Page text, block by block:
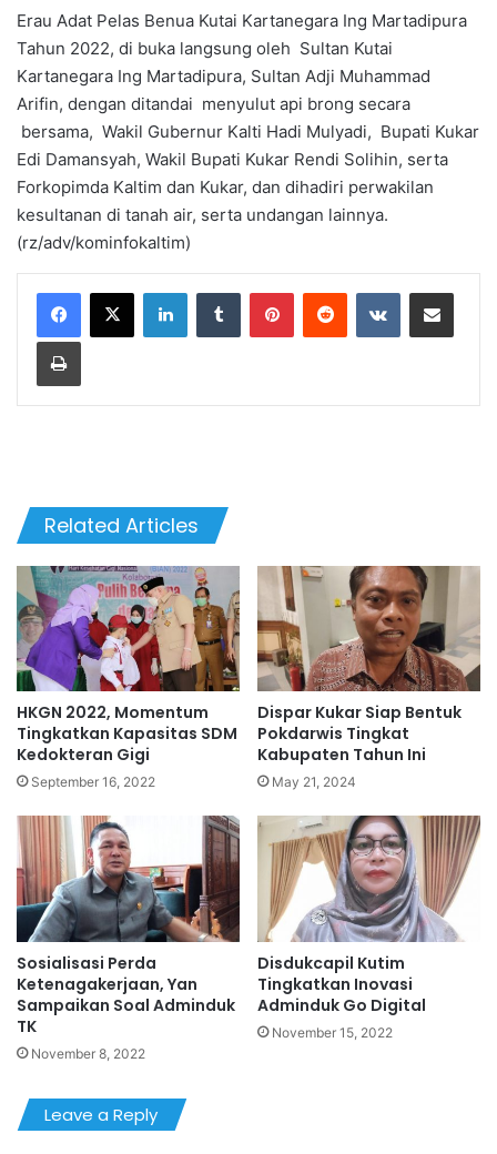
Erau Adat Pelas Benua Kutai Kartanegara Ing Martadipura
Tahun 2022, di buka langsung oleh Sultan Kutai
Kartanegara Ing Martadipura, Sultan Adji Muhammad
Arifin, dengan ditandai menyulut api brong secara
bersama, Wakil Gubernur Kalti Hadi Mulyadi, Bupati Kukar
Edi Damansyah, Wakil Bupati Kukar Rendi Solihin, serta
Forkopimda Kaltim dan Kukar, dan dihadiri perwakilan
kesultanan di tanah air, serta undangan lainnya.
(rz/adv/kominfokaltim)
Related Articles
HKGN 2022, Momentum
Tingkatkan Kapasitas SDM
Kedokteran Gigi
September 16, 2022
Dispar Kukar Siap Bentuk
Pokdarwis Tingkat
Kabupaten Tahun Ini
May 21, 2024
Sosialisasi Perda
Ketenagakerjaan, Yan
Sampaikan Soal Adminduk
TK
November 8, 2022
Disdukcapil Kutim
Tingkatkan Inovasi
Adminduk Go Digital
November 15, 2022
Leave a Reply